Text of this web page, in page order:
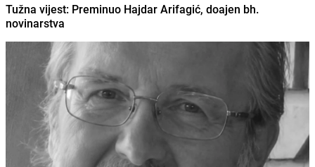
Tužna vijest: Preminuo Hajdar Arifagić, doajen bh.
novinarstva